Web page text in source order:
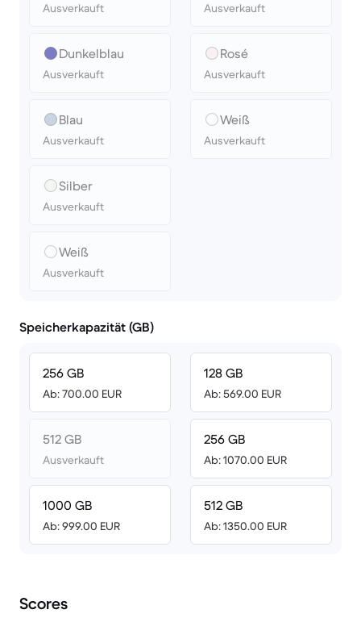
Ausverkauft
Dunkelblau
Ausverkauft
Blau
Ausverkauft
Silber
Ausverkauft
Weiß
Ausverkauft
Ausverkauft
Rosé
Ausverkauft
Weiß
Ausverkauft
Speicherkapazität (GB)
256 GB
Ab: 700.00 EUR
512 GB
Ausverkauft
1000 GB
Ab: 999.00 EUR
128 GB
Ab: 569.00 EUR
256 GB
Ab: 1070.00 EUR
512 GB
Ab: 1350.00 EUR
Scores